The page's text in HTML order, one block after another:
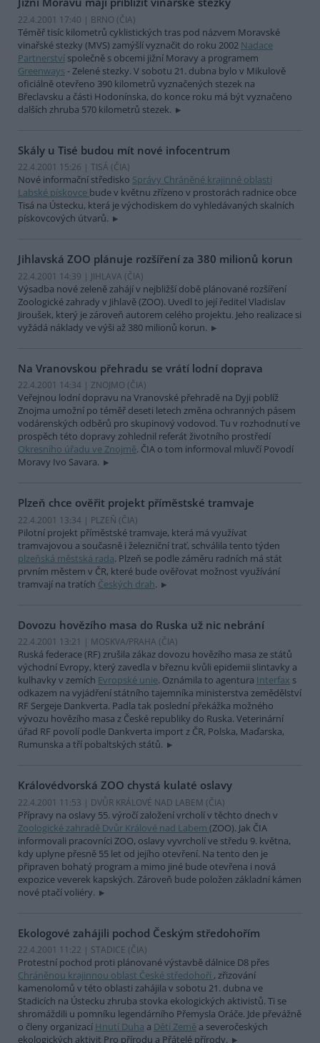
22.4.2001 17:40 | BRNO (ČIA)
Téměř tisíc kilometrů cyklistických tras pod názvem Moravské
vinařské stezky (MVS) zamýšlí vyznačit do roku 2002 Nadace
Partnerství společně s obcemi jižní Moravy a programem
Greenways- Zelené stezky. V sobotu 21. dubna bylo v Mikulově
oficiálně otevřeno 390 kilometrů vyznačených stezek na
Břeclavsku a části Hodonínska, do konce roku má být vyznačeno
dalších zhruba 570 kilometrů stezek.
Skály u Tisé budou mít nové infocentrum
22.4.2001 15:26 | TISÁ (ČIA)
Nové informační středisko Správy Chráněné krajinné oblasti
Labské pískovce bude v květnu zřízeno v prostorách radnice obce
Tisá na Ústecku, která je východiskem do vyhledávaných skalních
pískovcových útvarů.
Jihlavská ZOO plánuje rozšíření za 380 milionů korun
22.4.2001 14:39 | JIHLAVA (ČIA)
Výsadba nové zeleně zahájí v nejbližší době plánované rozšíření
Zoologické zahrady v Jihlavě (ZOO). Uvedl to její ředitel Vladislav
Jiroušek, který je zároveň autorem celého projektu. Jeho realizace si
vyžádá náklady ve výši až 380 milionů korun.
Na Vranovskou přehradu se vrátí lodní doprava
22.4.2001 14:34 | ZNOJMO (ČIA)
Veřejnou lodní dopravu na Vranovské přehradě na Dyji poblíž
Znojma umožní po téměř deseti letech změna ochranných pásem
vodárenských odběrů pro skupinový vodovod. Tu v rozhodnutí ve
prospěch této dopravy zohlednil referát životního prostředí
Okresního úřadu ve Znojmě. ČIA o tom informoval mluvčí Povodí
Moravy Ivo Savara.
Plzeň chce ověřit projekt příměstské tramvaje
22.4.2001 13:34 | PLZEŇ (ČIA)
Pilotní projekt příměstské tramvaje, která má využívat
tramvajovou a současně i železniční trať, schválila tento týden
plzeňská městská rada. Plzeň se podle záměru radních má stát
prvním městem v ČR, které bude ověřovat možnost využívání
tramvají na tratích Českých drah.
Dovozu hovězího masa do Ruska už nic nebrání
22.4.2001 13:21 | MOSKVA/PRAHA (ČIA)
Ruská federace (RF) zrušila zákaz dovozu hovězího masa ze států
východní Evropy, který zavedla v březnu kvůli epidemii slintavky a
kulhavky v zemích Evropské unie. Oznámila to agentura Interfax s
odkazem na vyjádření státního tajemníka ministerstva zemědělství
RF Sergeje Dankverta. Padla tak poslední překážka možného
vývozu hovězího masa z České republiky do Ruska. Veterinární
úřad RF povolí podle Dankverta import z ČR, Polska, Maďarska,
Rumunska a tří pobaltských států.
Královédvorská ZOO chystá kulaté oslavy
22.4.2001 11:53 | DVŮR KRÁLOVÉ NAD LABEM (ČIA)
Přípravy na oslavy 55. výročí založení vrcholí v těchto dnech v
Zoologické zahradě Dvůr Králové nad Labem (ZOO). Jak ČIA
informovali pracovníci ZOO, oslavy vyvrcholí ve středu 9. května,
kdy uplyne přesně 55 let od jejího otevření. Na tento den je
připraven bohatý program a mimo jiné bude otevřena i nová
expozice veverek kapských. Zároveň bude položen základní kámen
nové ptačí voliéry.
Ekologové zahájili pochod Českým středohořím
22.4.2001 11:22 | STADICE (ČIA)
Protestní pochod proti plánované výstavbě dálnice D8 přes
Chráněnou krajinnou oblast České středohoří , zřizování
kamenolomů v této oblasti zahájila v sobotu 21. dubna ve
Stadicích na Ústecku zhruba stovka ekologických aktivistů. Ti se
shromáždili u pomníku legendárního Přemysla Oráče. Jde převážně
o členy organizací Hnutí Duha a Děti Země a severočeských
ekologických aktivit Pro přírodu a Přátelé přírody.